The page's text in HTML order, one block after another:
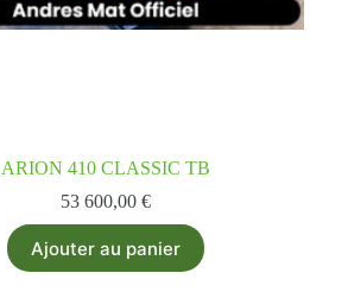
ARION 410 CLASSIC TB
53 600,00 €
Ajouter au panier